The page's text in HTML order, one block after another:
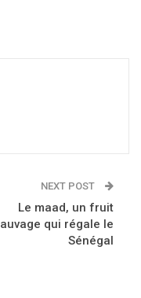
NEXT POST
Le maad, un fruit
qui régale le
Sénégal